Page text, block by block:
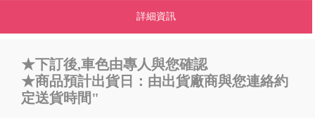
詳細資訊
★下訂後,車色由專人與您確認
★商品預計出貨日：由出貨廠商與您連絡約
定送貨時間"